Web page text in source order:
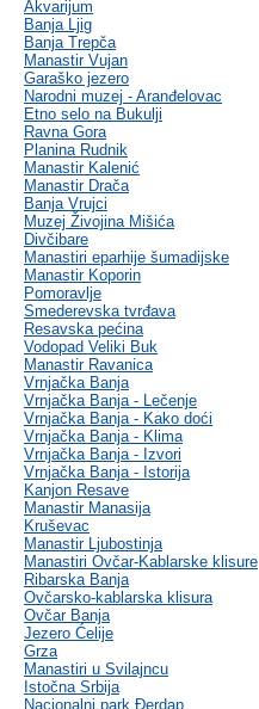
Akvarijum
Banja Ljig
Banja Trepča
Manastir Vujan
Garaško jezero
Narodni muzej - Aranđelovac
Etno selo na Bukulji
Ravna Gora
Planina Rudnik
Manastir Kalenić
Manastir Drača
Banja Vrujci
Muzej Živojina Mišića
Divčibare
Manastiri eparhije šumadijske
Manastir Koporin
Pomoravlje
Smederevska tvrđava
Resavska pećina
Vodopad Veliki Buk
Manastir Ravanica
Vrnjačka Banja
Vrnjačka Banja - Lečenje
Vrnjačka Banja - Kako doći
Vrnjačka Banja - Klima
Vrnjačka Banja - Izvori
Vrnjačka Banja - Istorija
Kanjon Resave
Manastir Manasija
Kruševac
Manastir Ljubostinja
Manastiri Ovčar-Kablarske klisure
Ribarska Banja
Ovčarsko-kablarska klisura
Ovčar Banja
Jezero Ćelije
Grza
Manastiri u Svilajncu
Istočna Srbija
Nacionalni park Đerdap